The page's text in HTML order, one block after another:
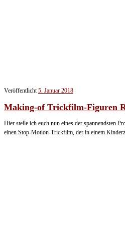
Veröffentlicht 5. Januar 2018
Making-of Trickfilm-Figuren
Hier stelle ich euch nun eines der spannendsten
einen Stop-Motion-Trickfilm, der in einem